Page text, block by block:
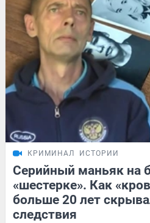
КРИМИНАЛ ИСТОРИИ
Серийный маньяк на
«шестерке». Как
больше 20 лет
следствия